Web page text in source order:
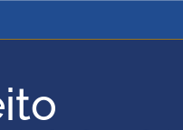
Ministério da Justiça e
Ministério da Educação